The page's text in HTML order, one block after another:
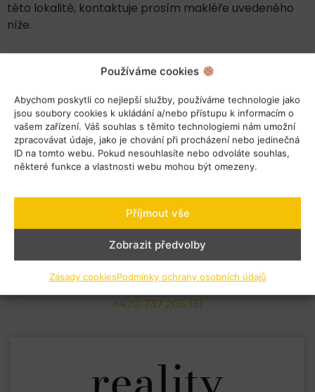
Používáme cookies
Abychom poskytli co nejlepší služby, používáme technologie jako
jsou soubory cookies k ukládání a/nebo přístupu k informacím o
vašem zařízení. Váš souhlas s těmito technologiemi nám umožní
zpracovávat údaje, jako je chování při procházení nebo jedinečná
ID na tomto webu. Pokud nesouhlasíte nebo odvoláte souhlas,
některé funkce a vlastnosti webu mohou být omezeny.
Příjmout vše
Zobrazit předvolby
Zásady cookiesPodmínky ochrany osobních údajů
této lokalitě, kontaktuje prosím makléře uvedeného
níže.
Stanislav Horák
horak@hvreality.cz
+420 737 205 131